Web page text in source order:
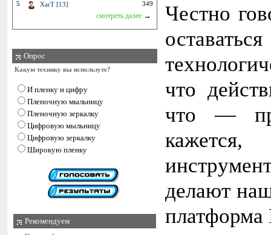
5
XarT [13] 349
смотреть далее →
Опрос
Какую технику вы используте?
И пленку и цифру
Пленочную мыльницу
Пленочную зеркалку
Цифровую мыльницу
Цифровую зеркалку
Широкую пленку
Рекомендуем
Честно
что
что —
делают
платформа